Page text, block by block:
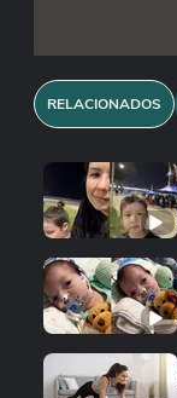
RELACIONADOS